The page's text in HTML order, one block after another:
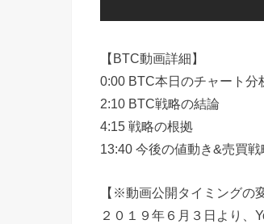
【BTC動画詳細】
0:00 BTC本日のチャート分
2:10 BTC戦略の結論
4:15 戦略の根拠
13:40 今後の値動き&売買戦
【※動画公開タイミングの
２０１９年６月３日より、